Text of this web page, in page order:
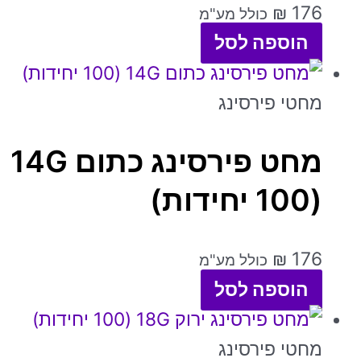
₪ 176 כולל מע"מ
הוספה לסל
מחטי פירסינג
מחט פירסינג כתום 14G
(100 יחידות)
₪ 176 כולל מע"מ
הוספה לסל
מחטי פירסינג